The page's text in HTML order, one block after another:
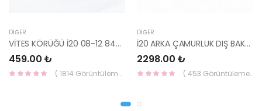
DIĞER
VİTES KÖRÜĞÜ İ20 08-12 84640-1J000-YS
459.00 ₺
( 1814 Görüntüleme )
DIĞER
İ20 ARKA ÇAMURLUK DIŞ BAKALİTİ SOL 2015- ( PARLAK SİYAH ) 87360-C8000-YS
2298.00 ₺
( 453 Görüntüleme )